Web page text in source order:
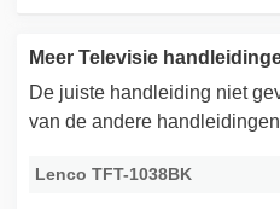
Meer Televisie
De juiste handleiding niet
van de andere
Lenco TFT-1038BK